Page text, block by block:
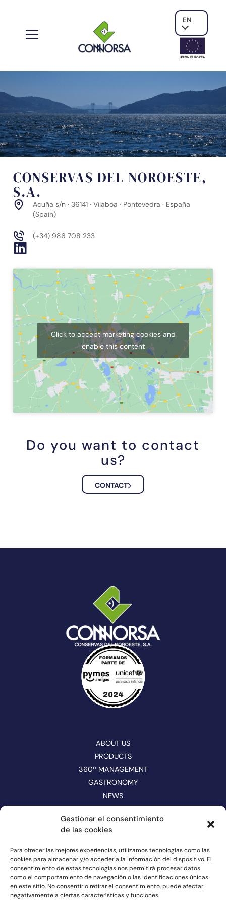
Gestionar el consentimiento
de las cookies
Para ofrecer las mejores experiencias, utilizamos tecnologías como las
cookies para almacenar y/o acceder a la información del dispositivo. El
consentimiento de estas tecnologías nos permitirá procesar datos
como el comportamiento de navegación o las identificaciones únicas
en este sitio. No consentir o retirar el consentimiento, puede afectar
negativamente a ciertas características y funciones.
EN
UNIÓN EUROPEA
CONSERVAS DEL NOROESTE,
S.A.
Acuña s/n · 36141 · Vilaboa · Pontevedra · España
(Spain)
(+34) 986 708 233
Click to accept marketing cookies and
enable this content
Do you want to contact
us?
CONTACT
ABOUT US
PRODUCTS
360º MANAGEMENT
GASTRONOMY
NEWS
CONTACT
CATALOGUE
FOLLOW US ON NETWORKS